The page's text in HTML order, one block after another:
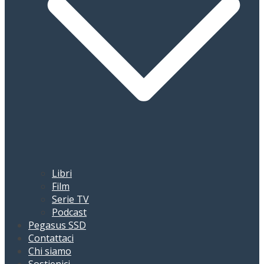
Libri
Film
Serie TV
Podcast
Pegasus SSD
Contattaci
Chi siamo